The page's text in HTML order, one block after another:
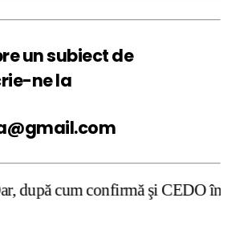
un subiect de
ne la
şi CEDO în cazul